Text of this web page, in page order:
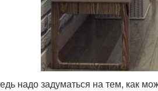
надо задуматься на тем, как